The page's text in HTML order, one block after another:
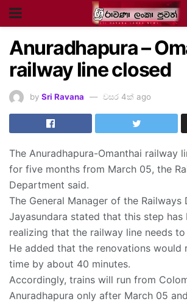
Anuradhapura –
railway line closed
by Sri Ravana වසර 4ක් ago
The Anuradhapura-Omanthai railway
for five months from March 05, the
Department said.
The General Manager of the Railways
Jayasundara stated that this step has
realizing that the railway line needs
He added that the renovations would
time by about 40 minutes.
Accordingly, trains will run from
Anuradhapura only after March 05